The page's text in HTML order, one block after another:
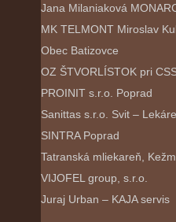
Jana Milaniaková
MK TELMONT Miroslav
Obec Batizovce
OZ ŠTVORLÍSTOK pri
PROINIT s.r.o. Poprad
Sanittas s.r.o. Svit –
SINTRA Poprad
Tatranská mliekareň,
VIJOFEL group, s.r.o.
Juraj Urban – KAJA servis